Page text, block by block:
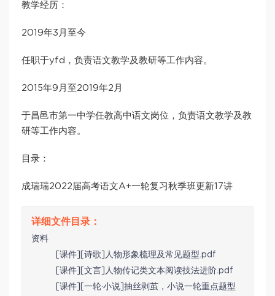
教学经历：
2019年3月至今
任职于yfd，负责语文教学及教研等工作内容。
2015年9月至2019年2月
于昌邑市第一中学任教高中语文岗位，负责语文教学及教
研等工作内容。
目录：
成瑞瑞2022届高考语文A+一轮复习秋季班更新17讲
资料
[课件][诗歌]人物形象梳理及常见题型.pdf
[课件][文言]人物传记类文本阅读技法进阶.pdf
[课件][一轮·小说]抽丝剥茧，小说一轮重点题型